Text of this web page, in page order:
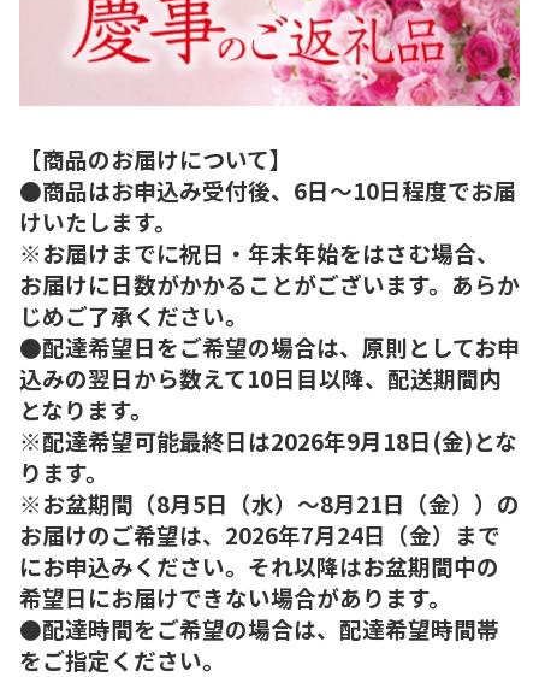
【商品のお届けについて】
●商品はお申込み受付後、6日～10日程度でお届
けいたします。
※お届けまでに祝日・年末年始をはさむ場合、
お届けに日数がかかることがございます。あらか
じめご了承ください。
●配達希望日をご希望の場合は、原則としてお申
込みの翌日から数えて10日目以降、配送期間内
となります。
※配達希望可能最終日は2026年9月18日(金)とな
ります。
※お盆期間（8月5日（水）～8月21日（金））の
お届けのご希望は、2026年7月24日（金）まで
にお申込みください。それ以降はお盆期間中の
希望日にお届けできない場合があります。
●配達時間をご希望の場合は、配達希望時間帯
をご指定ください。